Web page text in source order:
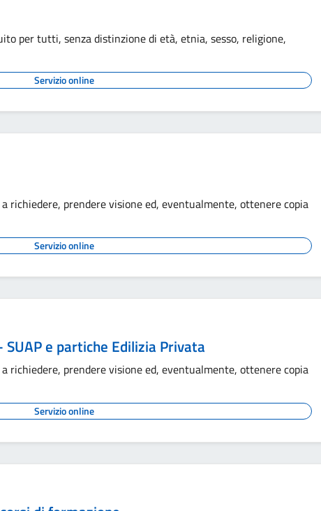
per tutti, senza distinzione di età, etnia, sesso, religione,
Servizio online
richiedere, prendere visione ed, eventualmente, ottenere copia
Servizio online
e partiche Edilizia Privata
richiedere, prendere visione ed, eventualmente, ottenere copia
Servizio online